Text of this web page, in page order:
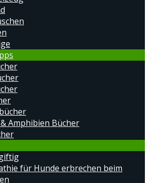
Amphibien Bücher
für Hunde erbrechen beim